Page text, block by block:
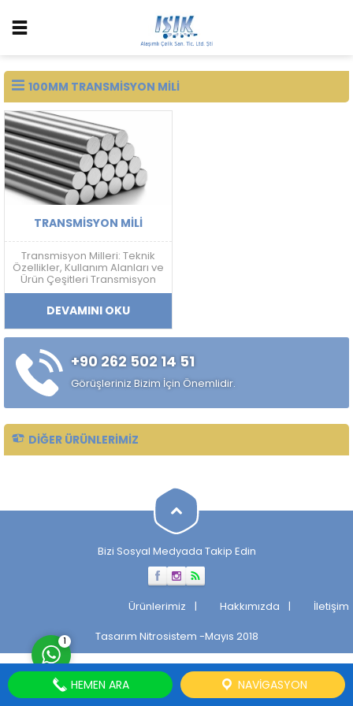
100MM TRANSMISYON MILI
TRANSMISYON MILI
Transmisyon Milleri: Teknik
Özellikler, Kullanım Alanları ve
Ürün Çeşitleri Transmisyon
Mili Nedir? Transmisyon mili;
mekanik güç aktarımı,
doğrusal hareket sistemleri
ve makine ekipmanlarında
kullanılan, yüksek ölçü
hassasiyetine sahip soğuk
çekilmiş çelik mil ürünüdür.
Standart sıcak haddelenmiş
çeliklere kıyasla daha
DEVAMINI OKU
+90 262 502 14 51
Görüşleriniz Bizim İçin Önemlidir.
DIĞER ÜRÜNLERIMIZ
Bizi Sosyal Medyada Takip Edin
Ürünlerimiz Hakkımızda
İletişim
Tasarım Nitrosistem -Mayıs 2018
Cevap Yaz
1
HEMEN ARA NAVIGASYON